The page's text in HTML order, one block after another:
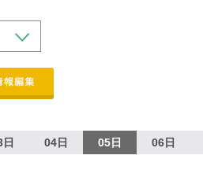
04日 05日 06日